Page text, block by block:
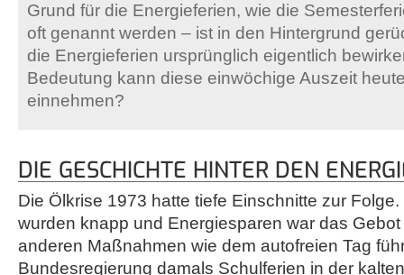
Grund für die Energieferien, wie die
oft genannt werden – ist in den Hintergrund
die Energieferien ursprünglich eigentlich
Bedeutung kann diese einwöchige Auszeit
einnehmen?
DIE GESCHICHTE HINTER DEN
Die Ölkrise 1973 hatte tiefe Einschnitte zur
wurden knapp und Energiesparen war das
anderen Maßnahmen wie dem autofreien Tag
Bundesregierung damals Schulferien in der